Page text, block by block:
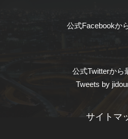
公式Facebookか
公式Twitterから
Tweets by
サイトマ